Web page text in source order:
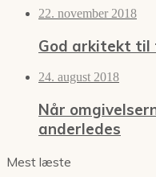
22. november 2018
God arkitekt til
24. august 2018
Når
anderledes
Mest læste